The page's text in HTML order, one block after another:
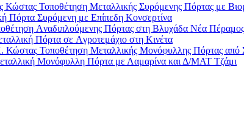
Τοποθέτηση Μεταλλικής Συρόμενης Πόρτας με
Πόρτα Συρόμενη με Επίπεδη Κονσερτίνα
Aναδιπλούμενης Πόρτας στη Βλυχάδα Νέα Πέραμος
Πόρτα σε Aγροτεμάχιο στη Κινέτα
Τοποθέτηση Μεταλλικής Μονόφυλλης Πόρτας από
Μονόφυλλη Πόρτα με Λαμαρίνα και Δ/ΜΑΤ Τζάμι